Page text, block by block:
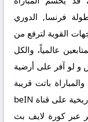
فرنسا, الدوري
القوية لترفع من
عالمياً، والكل
لو آفر على أرضية
باتت قريبة
جداً، والجماهير تستعد لليلة كروية تاريخية على قناة beIN
كورة لايف بث